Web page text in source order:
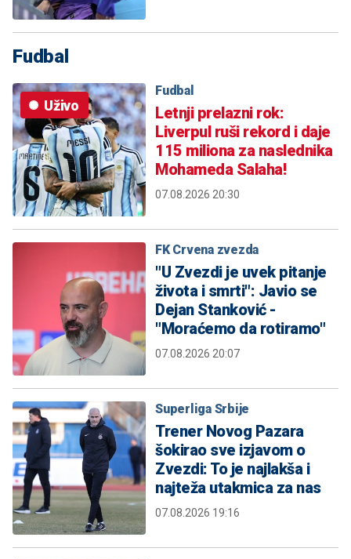
Fudbal
Uživo
Fudbal
Letnji prelazni rok:
Liverpul ruši rekord i daje
115 miliona za naslednika
Mohameda Salaha!
07.08.2026 20:30
FK Crvena zvezda
"U Zvezdi je uvek pitanje
života i smrti": Javio se
Dejan Stanković -
"Moraćemo da rotiramo"
07.08.2026 20:07
Superliga Srbije
Trener Novog Pazara
šokirao sve izjavom o
Zvezdi: To je najlakša i
najteža utakmica za nas
07.08.2026 19:16